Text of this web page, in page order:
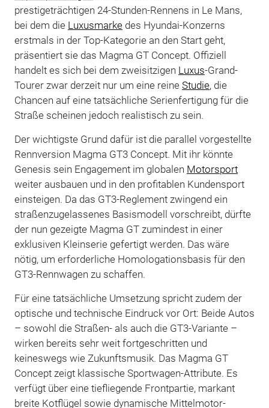
prestigeträchtigen 24-Stunden-Rennens in Le Mans,
bei dem die Luxusmarkedes Hyundai-Konzerns
erstmals in der Top-Kategorie an den Start geht,
präsentiert sie das Magma GT Concept. Offiziell
handelt es sich bei dem zweisitzigen Luxus-Grand-
Tourer zwar derzeit nur um eine reine Studie, die
Chancen auf eine tatsächliche Serienfertigung für die
Straße scheinen jedoch realistisch zu sein.
Der wichtigste Grund dafür ist die parallel vorgestellte
Rennversion Magma GT3 Concept. Mit ihr könnte
Genesis sein Engagement im globalen Motorsport
weiter ausbauen und in den profitablen Kundensport
einsteigen. Da das GT3-Reglement zwingend ein
straßenzugelassenes Basismodell vorschreibt, dürfte
der nun gezeigte Magma GT zumindest in einer
exklusiven Kleinserie gefertigt werden. Das wäre
nötig, um erforderliche Homologationsbasis für den
GT3-Rennwagen zu schaffen.
Für eine tatsächliche Umsetzung spricht zudem der
optische und technische Eindruck vor Ort: Beide Autos
– sowohl die Straßen- als auch die GT3-Variante –
wirken bereits sehr weit fortgeschritten und
keineswegs wie Zukunftsmusik. Das Magma GT
Concept zeigt klassische Sportwagen-Attribute. Es
verfügt über eine tiefliegende Frontpartie, markant
breite Kotflügel sowie dynamische Mittelmotor-